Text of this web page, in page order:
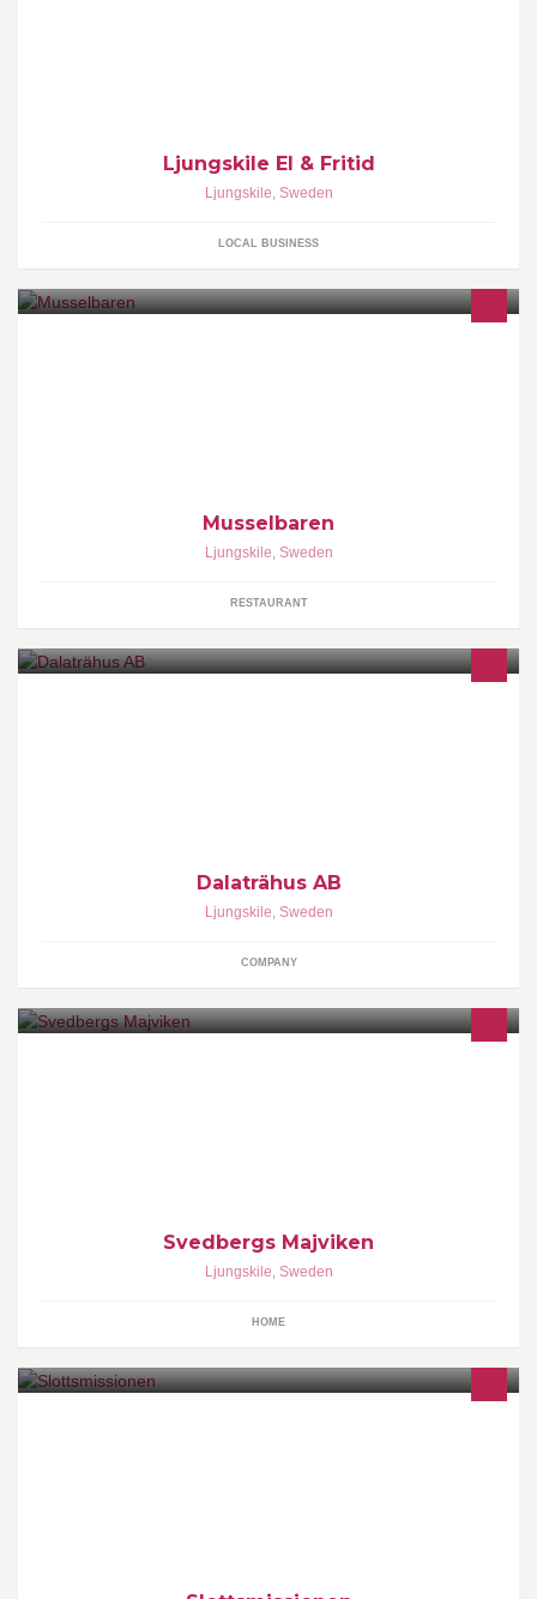
Ljungskile El & Fritid
Ljungskile, Sweden
LOCAL BUSINESS
Musselbaren
Ljungskile, Sweden
RESTAURANT
Dalaträhus AB
Ljungskile, Sweden
COMPANY
Svedbergs Majviken
Ljungskile, Sweden
HOME